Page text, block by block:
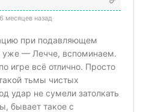
6 месяцев назад
при подавляющем
уже — Лечче, вспоминаем.
игре всё отлично. Просто
тьмы чистых
удар не сумели затолкать
бывает такое с